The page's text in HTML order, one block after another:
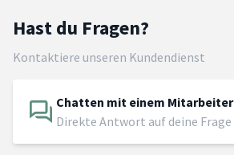
Hast du Fragen?
Kontaktiere unseren Kundendienst
Chatten mit einem Mitarbeiter
Direkte Antwort auf deine Frage